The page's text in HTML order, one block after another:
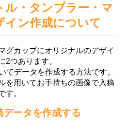
ル・タンブラー・マ
イン作成について
グカップにオリジナルのデザイ
2つあります。
てデータを作成する方法です。
を用いてお手持ちの画像で入稿
す。
ータを作成する